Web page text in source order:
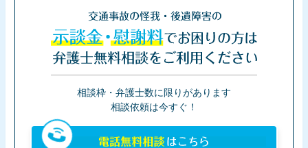
交通事故の怪我・後遺障害の
示談金・慰謝料でお困りの方は
弁護士無料相談をご利用ください
相談枠・弁護士数に限りがあります
相談依頼は今すぐ！
電話無料相談はこちら